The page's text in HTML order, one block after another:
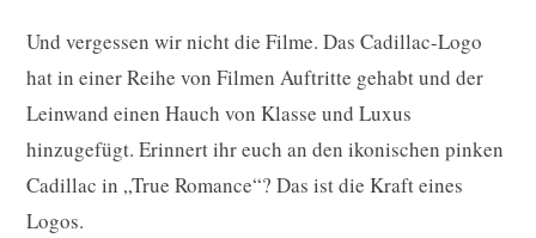
Und vergessen wir nicht die Filme. Das Cadillac-Logo
hat in einer Reihe von Filmen Auftritte gehabt und der
Leinwand einen Hauch von Klasse und Luxus
hinzugefügt. Erinnert ihr euch an den ikonischen pinken
Cadillac in „True Romance“? Das ist die Kraft eines
Logos.